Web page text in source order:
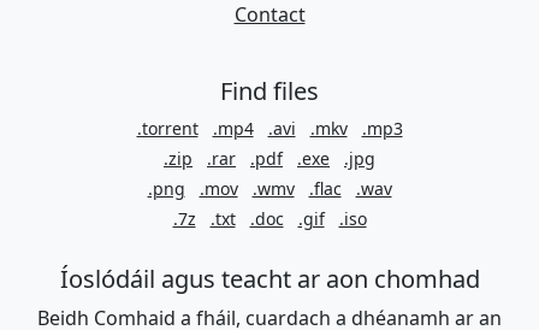
Contact
Find files
.torrent .mp4 .avi .mkv
.mp3
.zip
.rar .pdf .exe
.jpg
.png
.mov .wmv .flac
.wav
.7z
.txt .doc .gif .iso
Íoslódáil agus teacht ar aon chomhad
Beidh Comhaid a fháil, cuardach a dhéanamh ar an